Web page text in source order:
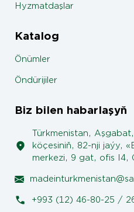
Hyzmatdaşlar
Katalog
Önümler
Öndürijiler
Biz bilen habarlaşyň
Türkmenistan,
köçesiniň, 82-nji jaýy,
merkezi, 9 gat, ofis I4,
+993 (12) 46-80-25 /